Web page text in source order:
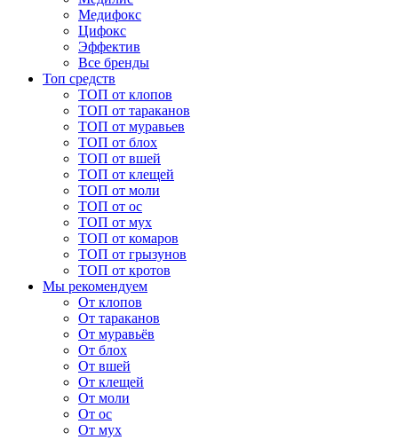
Медифокс
Цифокс
Эффектив
Все бренды
Топ средств
ТОП от клопов
ТОП от тараканов
ТОП от муравьев
ТОП от блох
ТОП от вшей
ТОП от клещей
ТОП от моли
ТОП от ос
ТОП от мух
ТОП от комаров
ТОП от грызунов
ТОП от кротов
Мы рекомендуем
От клопов
От тараканов
От муравьёв
От блох
От вшей
От клещей
От моли
От ос
От мух